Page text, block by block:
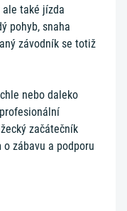
také jízda
pohyb, snaha
závodník se totiž
nebo daleko
začátečník
zábavu a podporu